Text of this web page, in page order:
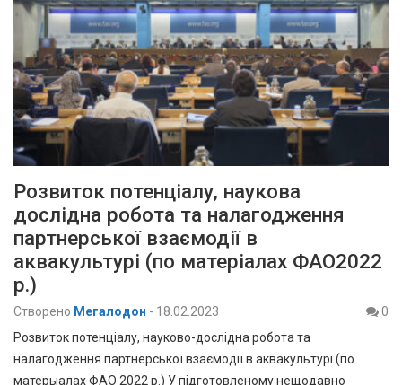
Розвиток потенціалу, наукова
дослідна робота та налагодження
партнерської взаємодії в
аквакультурі (по матеріалах ФАО2022
р.)
Створено Мегалодон - 18.02.2023
0
Розвиток потенціалу, науково-дослідна робота та
налагодження партнерської взаємодії в аквакультурі (по
матерыалах ФАО 2022 р.) У підготовленому нещодавно